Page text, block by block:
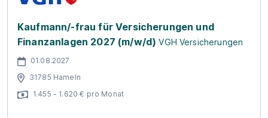
Kaufmann/-frau für Versicherungen und
Finanzanlagen 2027 (m/w/d) VGH Versicherungen
01.08.2027
31785 Hameln
1.455 - 1.620 € pro Monat